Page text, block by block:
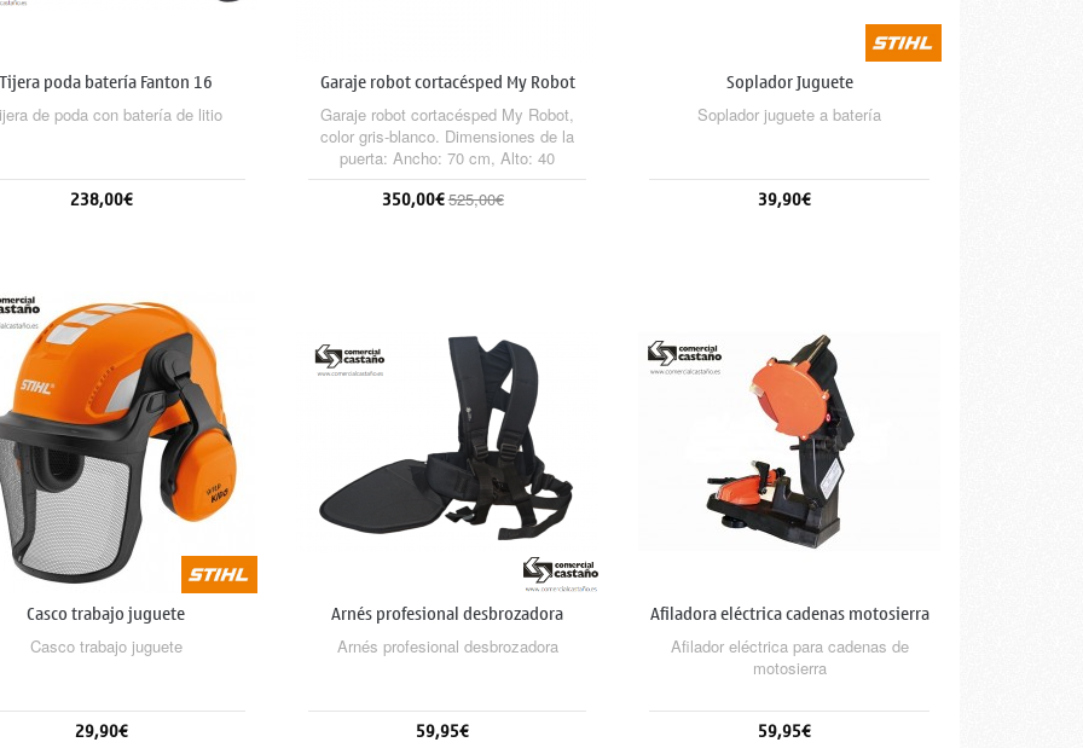
Tijera poda batería Fanton 16
de poda con batería de litio
238,00€
Garaje robot cortacésped My Robot
Garaje robot cortacésped My Robot,
color gris-blanco. Dimensiones de la
puerta: Ancho: 70 cm, Alto: 40
cm,Largo: 107 cm
350,00€525,00€
Soplador Juguete
Soplador juguete a batería
39,90€
Casco trabajo juguete
Casco trabajo juguete
29,90€
Arnés profesional desbrozadora
Arnés profesional desbrozadora
59,95€
Afiladora eléctrica cadenas motosierra
Afilador eléctrica para cadenas de
motosierra
59,95€